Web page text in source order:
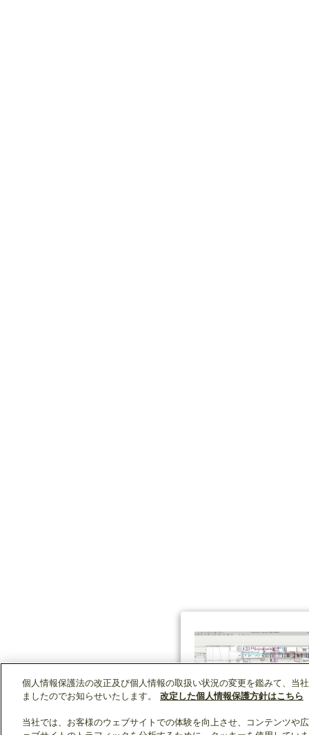
個人情報保護法の改正及び個人情報の取扱い状況の変更を鑑みて、当
ましたのでお知らせいたします。
改定した個人情報保護方針はこちら
当社では、お客様のウェブサイトでの体験を向上させ、コンテンツや